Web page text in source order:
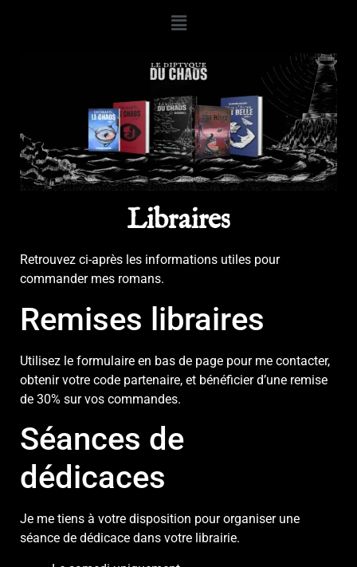
Libraires
Retrouvez ci-après les informations utiles pour
commander mes romans.
Remises libraires
Utilisez le formulaire en bas de page pour me contacter,
obtenir votre code partenaire, et bénéficier d’une remise
de 30% sur vos commandes.
Séances de
dédicaces
Je me tiens à votre disposition pour organiser une
séance de dédicace dans votre librairie.